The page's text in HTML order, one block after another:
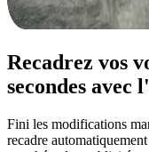
Recadrez vos
secondes
Fini les modifications
recadre